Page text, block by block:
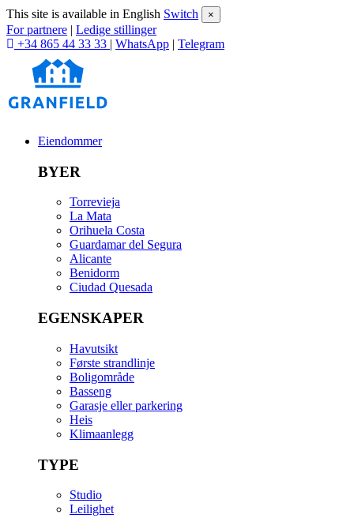
This site is available in English Switch ×
For partnere | Ledige stillinger
+34 865 44 33 33 | WhatsApp | Telegram
Eiendommer
BYER
Torrevieja
La Mata
Orihuela Costa
Guardamar del Segura
Alicante
Benidorm
Ciudad Quesada
EGENSKAPER
Havutsikt
Første strandlinje
Boligområde
Basseng
Garasje eller parkering
Heis
Klimaanlegg
TYPE
Studio
Leilighet